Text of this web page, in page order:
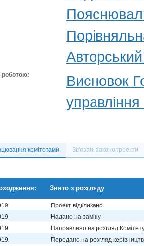
роботою:
Висновок
комітетами Зв'язані законопроекти
Знято з розгляду
Проект відкликано
Надано на заміну
Направлено на розгляд Комітету
Передано на розгляд